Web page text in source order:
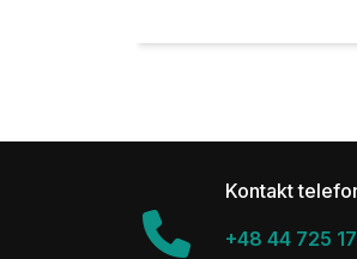
Kontakt
+48 44 725